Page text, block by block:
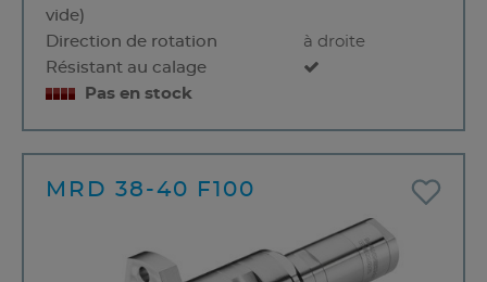
vide)
Direction de rotation
à droite
Résistant au calage
Pas en stock
MRD 38-40 F100